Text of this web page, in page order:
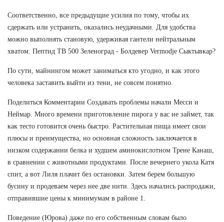
Соответственно, все предыдущие усилия по тому, чтобы их
сдержать или устранить, оказались неудачными. Для удобства
можно выполнять становую, удерживая гантели нейтральным
хватом. Пептид TB 500 Зеленоград - Болдевер Vermodje Сыктывкар?
По сути, майнингом может заниматься кто угодно, и как этого
человека заставить выйти из тени, не совсем понятно.
Поделиться Комментарии Создавать проблемы начали Месси и
Неймар. Много времени приготовление пирога у вас не займет, так
как тесто готовится очень быстро. Растительная пища имеет свои
плюсы и преимущества, но основная сложность заключается в
низком содержании белка и худшем аминокислотном Трене Канаш,
в сравнении с животными продуктами. После вечернего укола Катя
спит, а вот Лиля плачит без остановки. Затем берем большую
бусину и продеваем через нее две нити. Здесь начались распродажи,
отправившие цены к минимумам в районе 1.
Поведение (Юрова) даже по его собственным словам было